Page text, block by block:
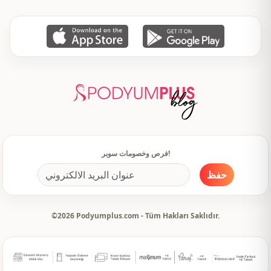
تفاصيل الكم كم طويل
طريقة الإغلاق سحَّاب
مناسبة خاصة
فرص وخصومات سوبر!
حفظ
©2026 Podyumplus.com - Tüm Hakları Saklıdır.